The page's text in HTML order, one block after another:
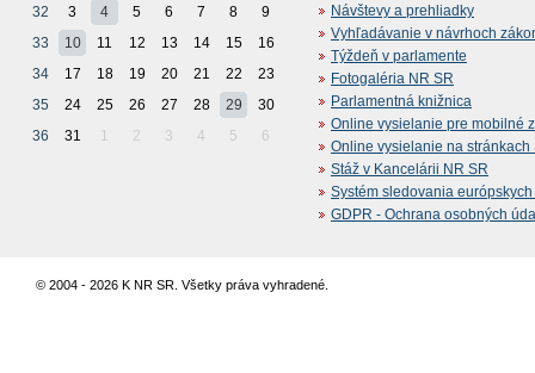
32
3 4 5 6 7 8
9
33
10 11 12 13 14 15
16
34
17 18 19 20 21 22
23
35
24 25 26 27 28 29
30
36
31 1 2 3 4 5 6
Návštevy a prehliadky
Vyhľadávanie v návrhoch
Týždeň v parlamente
Fotogaléria NR SR
Parlamentná knižnica
Online vysielanie pre mobilné
Online vysielanie na stránkach
Stáž v Kancelárii NR SR
Systém sledovania
GDPR - Ochrana osobných
© 2004 - 2026 K NR SR. Všetky práva vyhradené.